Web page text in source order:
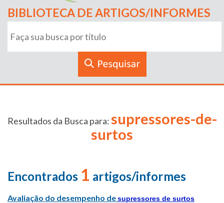
BIBLIOTECA DE ARTIGOS/INFORMES
Resultados da Busca para:supressores-de-
surtos
Encontrados 1 artigos/informes
Avaliação do desempenho desupressores de surtos